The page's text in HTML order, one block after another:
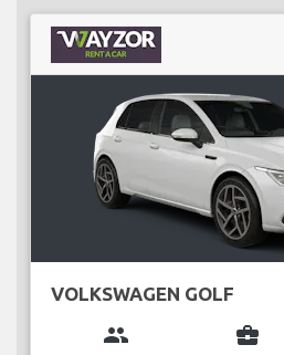
VOLKSWAGEN GOLF
group business_center